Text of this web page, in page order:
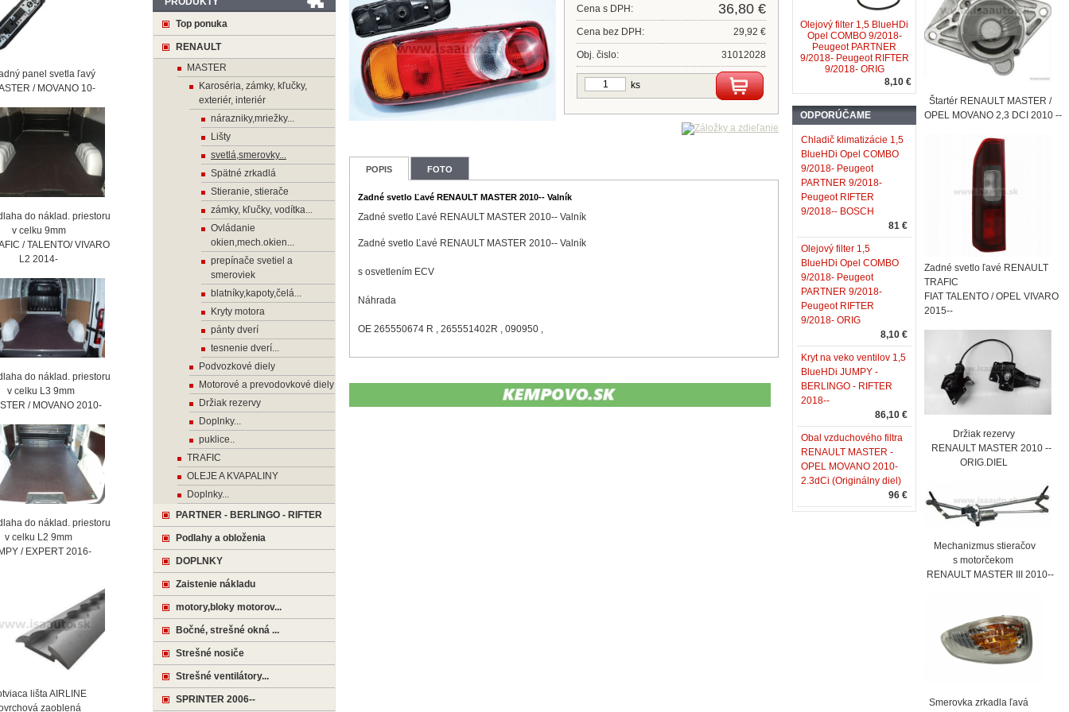
Cena s DPH: 36,80 €
Cena bez DPH: 29,92 €
Obj. čislo: 31012028
ks
POPIS FOTO
Zadné svetlo Ľavé RENAULT MASTER 2010-- Valník
Zadné svetlo Ľavé RENAULT MASTER 2010-- Valník
Zadné svetlo Ľavé RENAULT MASTER 2010-- Valník
s osvetlením ECV
Náhrada
OE 265550674 R , 265551402R , 090950 ,
Olejový filter 1,5 BlueHDi
Opel COMBO 9/2018-
Peugeot PARTNER
9/2018- Peugeot RIFTER
9/2018- ORIG
8,10 €
ODPORÚČAME
Chladič klimatizácie 1,5
BlueHDi Opel COMBO
9/2018- Peugeot
PARTNER 9/2018-
Peugeot RIFTER
9/2018-- BOSCH
81 €
Olejový filter 1,5
BlueHDi Opel COMBO
9/2018- Peugeot
PARTNER 9/2018-
Peugeot RIFTER
9/2018- ORIG
8,10 €
Kryt na veko ventilov 1,5
BlueHDi JUMPY -
BERLINGO - RIFTER
2018--
86,10 €
Obal vzduchového filtra
RENAULT MASTER -
OPEL MOVANO 2010-
2.3dCi (Originálny diel)
96 €
Top ponuka
RENAULT
MASTER
Karoséria, zámky, kľučky,
exteriér, interiér
nárazniky,mriežky...
Lišty
svetlá,smerovky...
Spätné zrkadlá
Stieranie, stierače
zámky, kľučky, vodítka...
Ovládanie
okien,mech.okien...
prepínače svetiel a
smeroviek
blatníky,kapoty,čelá...
Kryty motora
pánty dverí
tesnenie dverí...
Podvozkové diely
Motorové a prevodovkové diely
Držiak rezervy
Doplnky...
puklice..
TRAFIC
OLEJE A KVAPALINY
Doplnky...
PARTNER - BERLINGO - RIFTER
Podlahy a obloženia
DOPLNKY
Zaistenie nákladu
motory,bloky motorov...
Bočné, strešné okná ...
Strešné nosiče
Strešné ventilátory...
SPRINTER 2006--
panel svetla ľavý
/ MOVANO 10-
do náklad. priestoru
9mm
/ TALENTO/ VIVARO
2014-
do náklad. priestoru
L3 9mm
/ MOVANO 2010-
do náklad. priestoru
L2 9mm
/ EXPERT 2016-
lišta AIRLINE
zaoblená
Štartér RENAULT MASTER /
OPEL MOVANO 2,3 DCI 2010 --
Zadné svetlo ľavé RENAULT
TRAFIC
FIAT TALENTO / OPEL VIVARO
2015--
Držiak rezervy
RENAULT MASTER 2010 --
ORIG.DIEL
Mechanizmus stieračov
s motorčekom
RENAULT MASTER III 2010--
Smerovka zrkadla ľavá